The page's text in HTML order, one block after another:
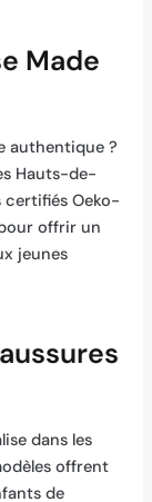
Made
authentique ?
Hauts-de-
certifiés Oeko-
offrir un
jeunes
dans les
offrent
de